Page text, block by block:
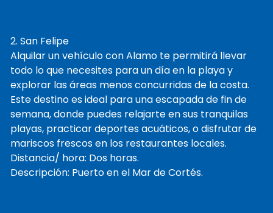
2. San Felipe
Alquilar un vehículo con Alamo te permitirá llevar
todo lo que necesites para un día en la playa y
explorar las áreas menos concurridas de la costa.
Este destino es ideal para una escapada de fin de
semana, donde puedes relajarte en sus tranquilas
playas, practicar deportes acuáticos, o disfrutar de
mariscos frescos en los restaurantes locales.
Distancia/ hora: Dos horas.
Descripción: Puerto en el Mar de Cortés.